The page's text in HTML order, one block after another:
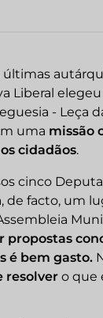
Liberal
- Leça
uma missão
cidadãos.
cinco
de facto, um
propostas
é bem gasto.
resolver o que